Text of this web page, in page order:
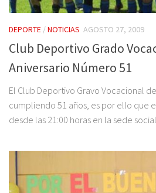
DEPORTE /NOTICIAS AGOSTO 27, 2009
Club Deportivo Grado
Aniversario Número 51
El Club Deportivo Gravo Vocacional
cumpliendo 51 años, es por ello que
desde las 21:00 horas en la sede